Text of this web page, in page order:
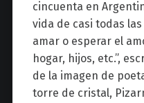
cincuenta en
vida de casi todas
amar o esperar el
hogar, hijos, etc.”,
de la imagen de
torre de cristal,